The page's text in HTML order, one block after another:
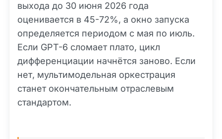
выхода до 30 июня 2026 года
оценивается в 45-72%, а окно запуска
определяется периодом с мая по июль.
Если GPT-6 сломает плато, цикл
дифференциации начнётся заново. Если
нет, мультимодельная оркестрация
станет окончательным отраслевым
стандартом.